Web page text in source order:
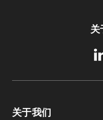
关
关于我们